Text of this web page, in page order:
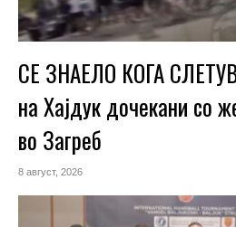
СЕ ЗНАЕЛО КОГА
на Хајдук дочекани со
во Загреб
8 август, 2026